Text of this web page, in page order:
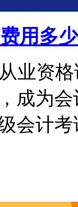
用多
业资
成为
会计